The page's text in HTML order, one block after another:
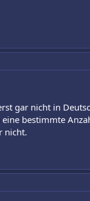
gar nicht in
bestimmte
nicht.